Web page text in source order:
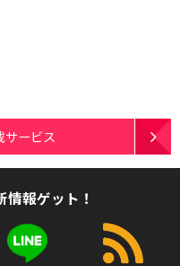
サービス
報ゲット！